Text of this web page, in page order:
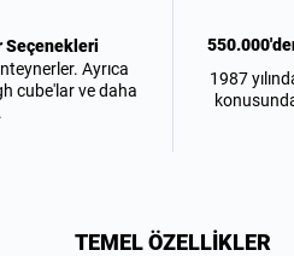
Seçenekleri
Ayrıca
cube'lar ve daha
1987
TEMEL ÖZELLIKLER